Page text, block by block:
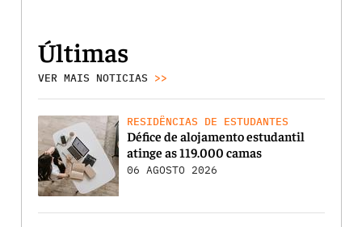
Últimas
VER MAIS NOTICIAS >>
RESIDÊNCIAS DE ESTUDANTES
Défice de alojamento estudantil
atinge as 119.000 camas
06 AGOSTO 2026